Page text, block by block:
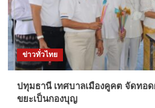
ข่าวทั่วไทย
ปทุมธานี เทศบาลเมืองคูคต จัดทอ
ขยะเป็นกองบุญ